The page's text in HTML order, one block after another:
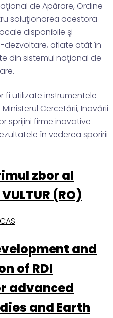
de Apărare, Ordine
soluţionarea acestora
disponibile şi
dezvoltare, aflate atât în
din sistemul naţional de
fi utilizate instrumentele
Cercetării, Inovării
sprijini firme inovative
în vederea sporirii
zbor al
(RO)
and
of RDI
advanced
and Earth